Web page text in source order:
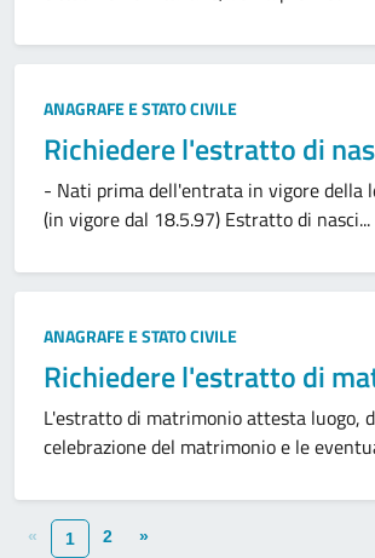
ANAGRAFE E STATO CIVILE
Richiedere l'estratto di
- Nati prima dell'entrata in vigore della
(in vigore dal 18.5.97) Estratto di nasci...
ANAGRAFE E STATO CIVILE
Richiedere l'estratto di
L'estratto di matrimonio attesta luogo,
celebrazione del matrimonio e le
« 1 2 »